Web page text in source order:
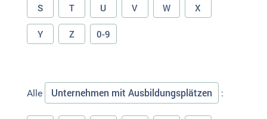
S T U V W X
Y Z 0-9
Alle Unternehmen mit Ausbildungsplätzen :